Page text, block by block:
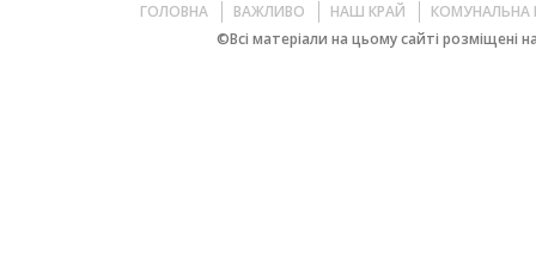
ГОЛОВНА ВАЖЛИВО НАШ КРАЙ
КОМУНАЛЬНА
©Всі матеріали на цьому сайті розміщені